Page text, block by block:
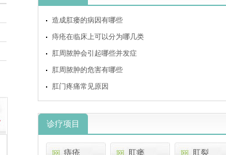
造成肛瘘的病因有哪些
痔疮在临床上可以分为哪几类
肛周脓肿会引起哪些并发症
肛周脓肿的危害有哪些
肛门疼痛常见原因
诊疗项目
痔疮 肛瘘 肛裂